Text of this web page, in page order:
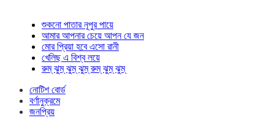
শুকনো পাতার নূপুর পায়ে
আমার আপনার চেয়ে আপন যে জন
মোর প্রিয়া হবে এসো রানী
খেলিছ এ বিশ্ব লয়ে
রুম্ ঝুম্ ঝুম্ ঝুম্ রুম্ ঝুম্ ঝুম্
নোটিশ বোর্ড
বর্ণানুক্রমে
জনপ্রিয়